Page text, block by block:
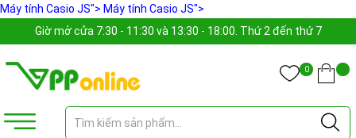
Máy tính Casio JS"> Máy tính Casio JS">
Giờ mở cửa 7:30 - 11:30 và 13:30 - 18:00. Thứ 2 đến thứ 7
0